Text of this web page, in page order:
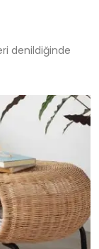
denildiğinde